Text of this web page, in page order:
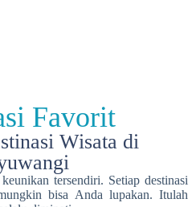
Favorit
Wisata di
tersendiri. Setiap destinasi
bisa Anda lupakan. Itulah